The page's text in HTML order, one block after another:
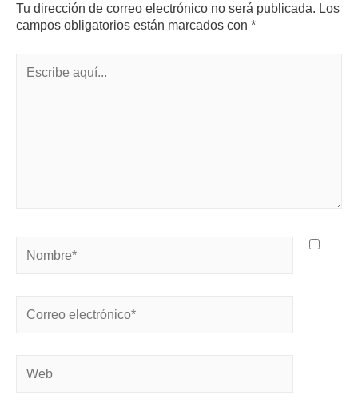
Tu dirección de correo electrónico no será publicada. Los
campos obligatorios están marcados con *